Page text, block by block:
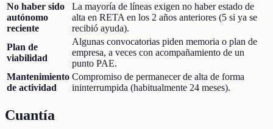
No haber sido
autónomo
reciente
La mayoría de líneas exigen no haber estado de
alta en RETA en los 2 años anteriores (5 si ya se
recibió ayuda).
Plan de
viabilidad
Algunas convocatorias piden memoria o plan de
empresa, a veces con acompañamiento de un
punto PAE.
Mantenimiento
de actividad
Compromiso de permanecer de alta de forma
ininterrumpida (habitualmente 24 meses).
Cuantía